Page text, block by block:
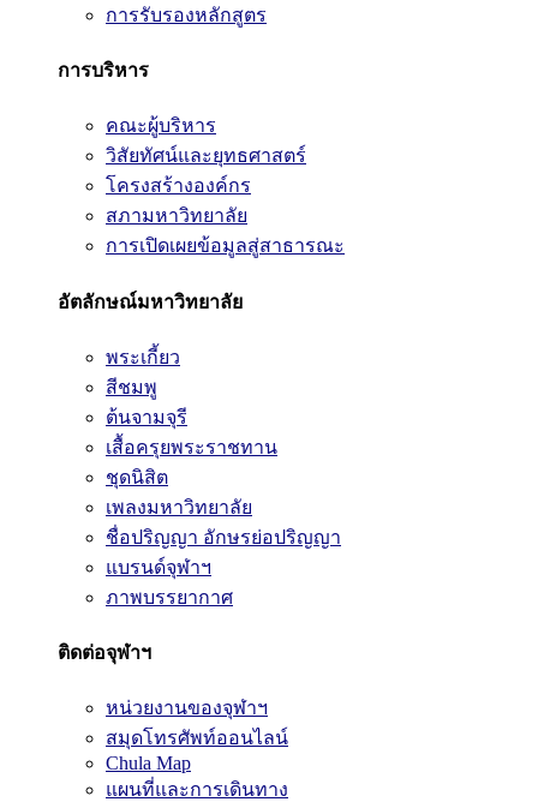
การรับรองหลักสูตร
การบริหาร
คณะผู้บริหาร
วิสัยทัศน์และยุทธศาสตร์
โครงสร้างองค์กร
สภามหาวิทยาลัย
การเปิดเผยข้อมูลสู่สาธารณะ
อัตลักษณ์มหาวิทยาลัย
พระเกี้ยว
สีชมพู
ต้นจามจุรี
เสื้อครุยพระราชทาน
ชุดนิสิต
เพลงมหาวิทยาลัย
ชื่อปริญญา อักษรย่อปริญญา
แบรนด์จุฬาฯ
ภาพบรรยากาศ
ติดต่อจุฬาฯ
หน่วยงานของจุฬาฯ
สมุดโทรศัพท์ออนไลน์
Chula Map
แผนที่และการเดินทาง